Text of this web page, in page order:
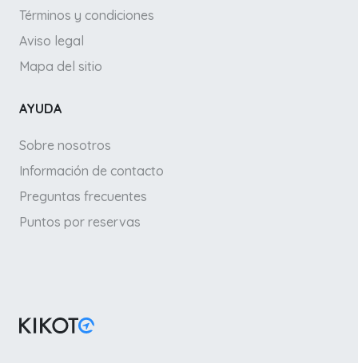
Términos y condiciones
Aviso legal
Mapa del sitio
AYUDA
Sobre nosotros
Información de contacto
Preguntas frecuentes
Puntos por reservas